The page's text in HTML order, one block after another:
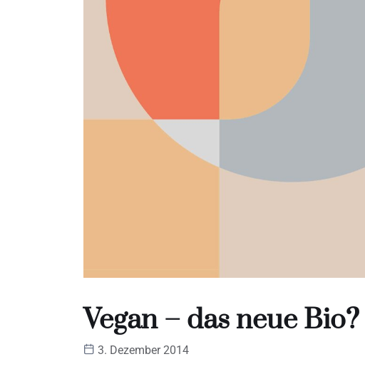
Vegan – das neue Bio?
3. Dezember 2014